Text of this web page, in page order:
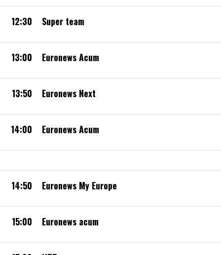
12:30 Super team
13:00 Euronews Acum
13:50 Euronews Next
14:00 Euronews Acum
14:50 Euronews My Europe
15:00 Euronews acum